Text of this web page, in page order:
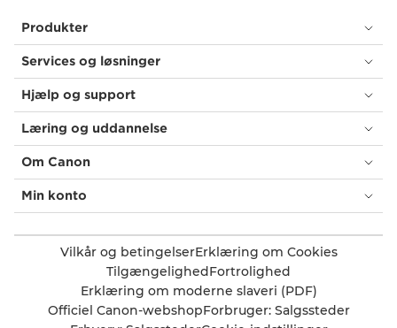
Produkter
Services og løsninger
Hjælp og support
Læring og uddannelse
Om Canon
Min konto
Vilkår og betingelserErklæring om Cookies
TilgængelighedFortrolighed
Erklæring om moderne slaveri (PDF)
Officiel Canon-webshopForbruger: Salgssteder